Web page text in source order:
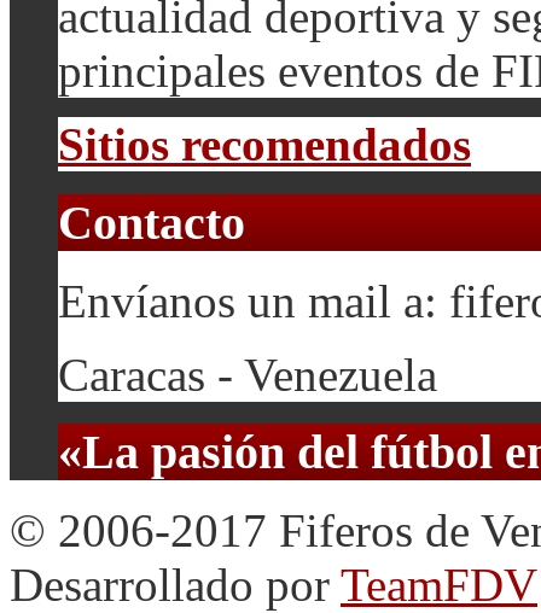
actualidad deportiva y
principales eventos de
Sitios recomendados
Contacto
Envíanos un mail a:
Caracas - Venezuela
«La pasión del fútbol
© 2006-2017 Fiferos de
Desarrollado por TeamFDV